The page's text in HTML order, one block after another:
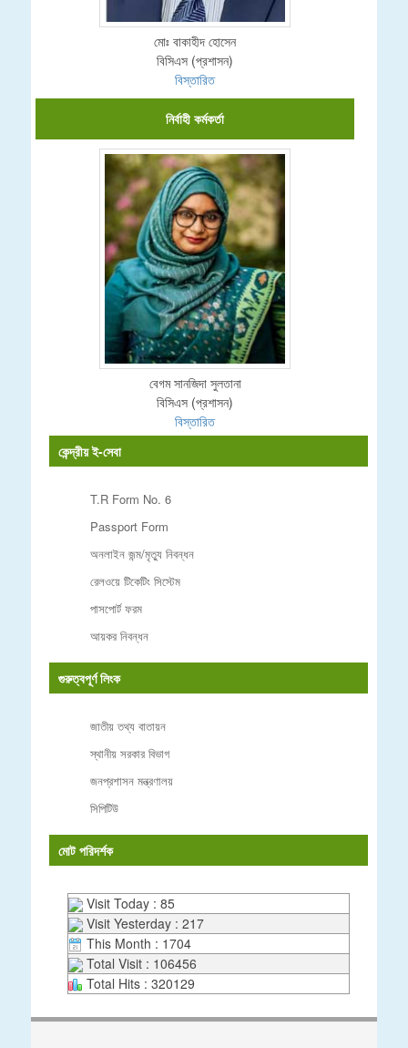
মোঃ বাকাহীদ হোসেন
বিসিএস (প্রশাসন)
বিস্তারিত
নির্বাহী কর্মকর্তা
বেগম সানজিদা সুলতানা
বিসিএস (প্রশাসন)
বিস্তারিত
কেন্দ্রীয় ই-সেবা
T.R Form No. 6
Passport Form
অনলাইন জন্ম/মৃত্যু নিবন্ধন
রেলওয়ে টিকেটিং সিস্টেম
পাসপোর্ট ফরম
আয়কর নিবন্ধন
গুরুত্বপূর্ণ লিংক
জাতীয় তথ্য বাতায়ন
স্থানীয় সরকার বিভাগ
জনপ্রশাসন মন্ত্রণালয়
সিপিটিউ
মোট পরিদর্শক
Visit Today : 85
Visit Yesterday : 217
This Month : 1704
Total Visit : 106456
Total Hits : 320129